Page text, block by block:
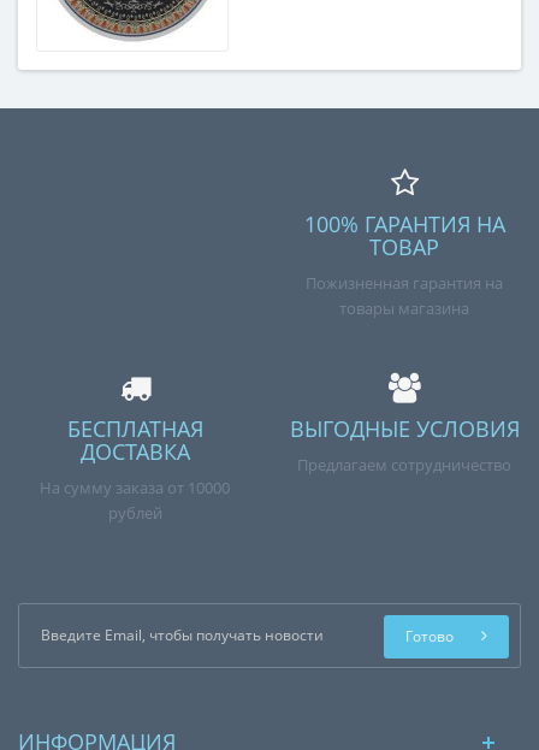
100% ГАРАНТИЯ НА
ТОВАР
Пожизненная гарантия на
товары магазина
БЕСПЛАТНАЯ
ДОСТАВКА
На сумму заказа от 10000
рублей
ВЫГОДНЫЕ УСЛОВИЯ
Предлагаем сотрудничество
Готово
ИНФОРМАЦИЯ